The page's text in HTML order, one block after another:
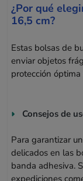
¿Por qué
16,5 cm?
Estas bolsas de
enviar objetos
protección
Consejos de
Para garantizar
delicados en las
banda adhesiva.
expediciones